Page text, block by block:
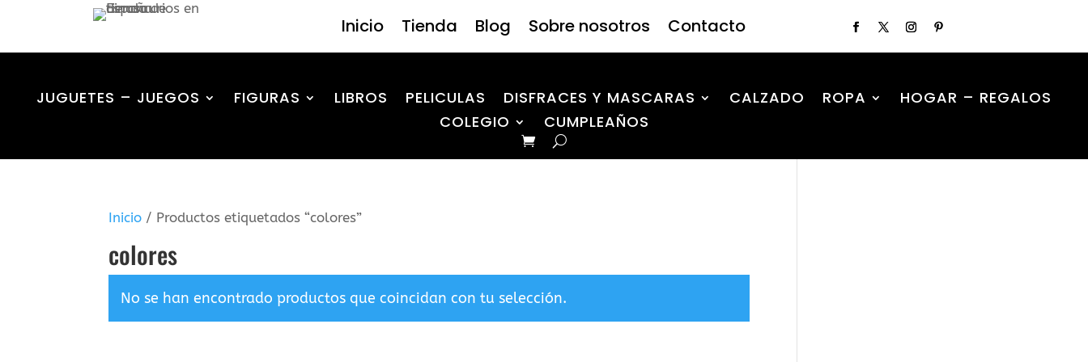
Inicio Tienda Blog Sobre nosotros Contacto
JUGUETES – JUEGOS FIGURAS LIBROS PELICULAS DISFRACES Y MASCARAS CALZADO ROPA
HOGAR – REGALOS
COLEGIO
CUMPLEAÑOS
Inicio / Productos etiquetados “colores”
colores
No se han encontrado productos que coincidan con tu selección.